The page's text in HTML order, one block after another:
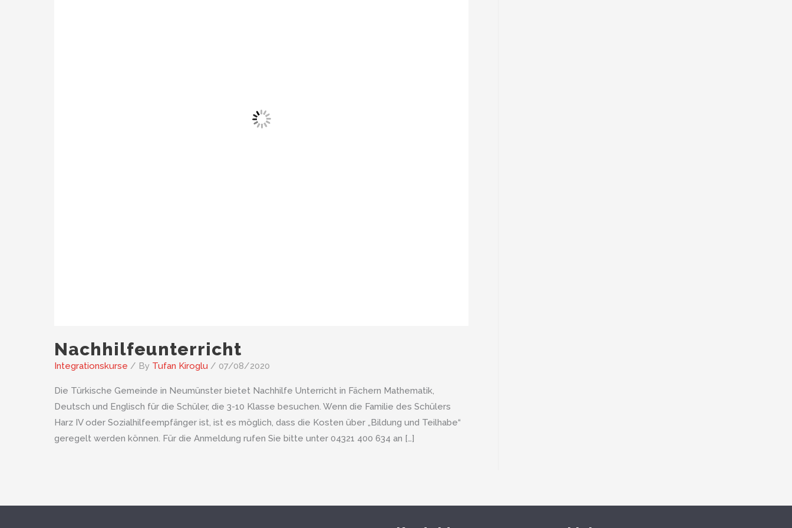
Nachhilfeunterricht
Integrationskurse / By Tufan Kiroglu / 07/08/2020
Die Türkische Gemeinde in Neumünster bietet Nachhilfe Unterricht in Fächern Mathematik,
Deutsch und Englisch für die Schüler, die 3-10 Klasse besuchen. Wenn die Familie des Schülers
Harz IV oder Sozialhilfeempfänger ist, ist es möglich, dass die Kosten über „Bildung und Teilhabe“
geregelt werden können. Für die Anmeldung rufen Sie bitte unter 04321 400 634 an […]